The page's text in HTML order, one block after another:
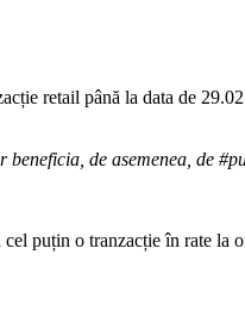
retail până la data de
de asemenea, de
cel puțin o tranzacție în rate la